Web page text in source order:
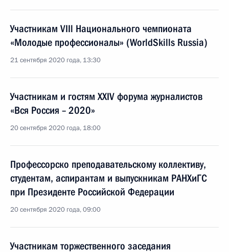
Участникам VIIl Национального чемпионата
«Молодые профессионалы» (WorldSkills Russia)
21 сентября 2020 года, 13:30
Участникам и гостям XXIV форума журналистов
«Вся Россия – 2020»
20 сентября 2020 года, 18:00
Профессорско преподавательскому коллективу,
студентам, аспирантам и выпускникам РАНХиГС
при Президенте Российской Федерации
20 сентября 2020 года, 09:00
Участникам торжественного заседания